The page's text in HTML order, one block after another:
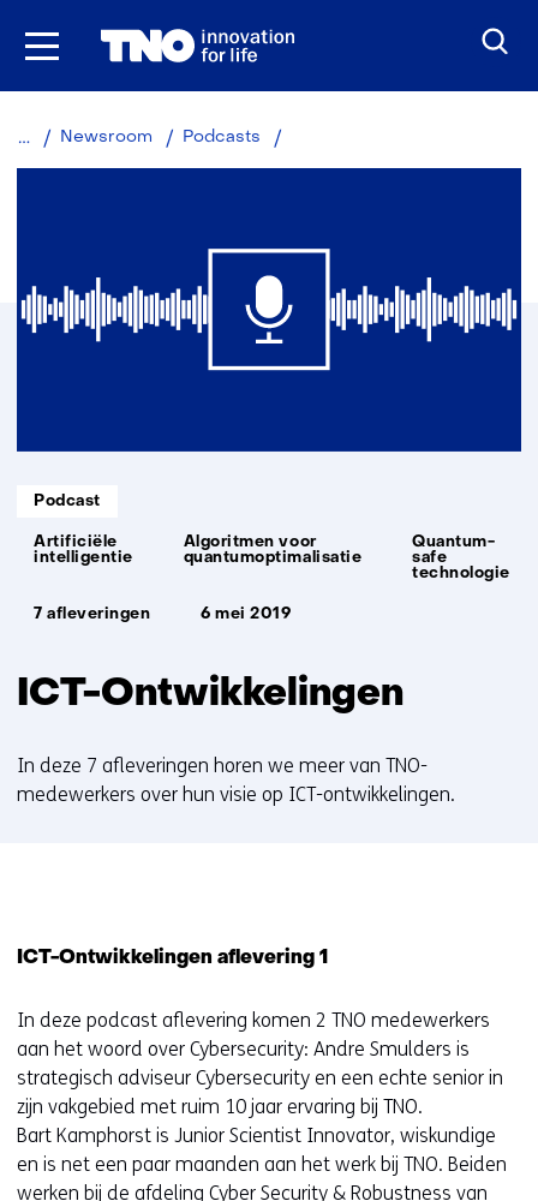
Ga
Newsroom Podcasts
Informatietype:
Podcast
Thema:
Artificiële
intelligentie
Algoritmen voor
quantumoptimalisatie
Quantum-
safe
technologie
7 afleveringen 6 mei 2019
ICT-Ontwikkelingen
In deze 7 afleveringen horen we meer van TNO-
medewerkers over hun visie op ICT-ontwikkelingen.
ICT-Ontwikkelingen aflevering 1
In deze podcast aflevering komen 2 TNO medewerkers
aan het woord over Cybersecurity: Andre Smulders is
strategisch adviseur Cybersecurity en een echte senior in
zijn vakgebied met ruim 10 jaar ervaring bij TNO.
Bart Kamphorst is Junior Scientist Innovator, wiskundige
en is net een paar maanden aan het werk bij TNO. Beiden
werken bij de afdeling Cyber Security & Robustness van